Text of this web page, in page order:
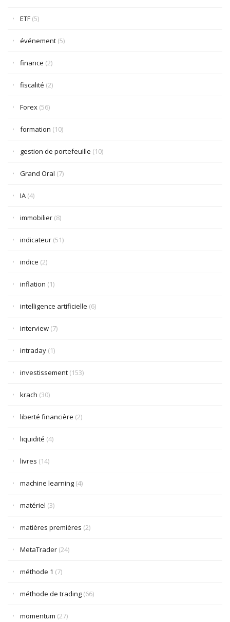
ETF (5)
événement (5)
finance (2)
fiscalité (2)
Forex (56)
formation (10)
gestion de portefeuille (10)
Grand Oral (7)
IA (4)
immobilier (8)
indicateur (51)
indice (2)
inflation (1)
intelligence artificielle (6)
interview (7)
intraday (1)
investissement (153)
krach (30)
liberté financière (2)
liquidité (4)
livres (14)
machine learning (4)
matériel (3)
matières premières (2)
MetaTrader (24)
méthode 1 (7)
méthode de trading (66)
momentum (27)